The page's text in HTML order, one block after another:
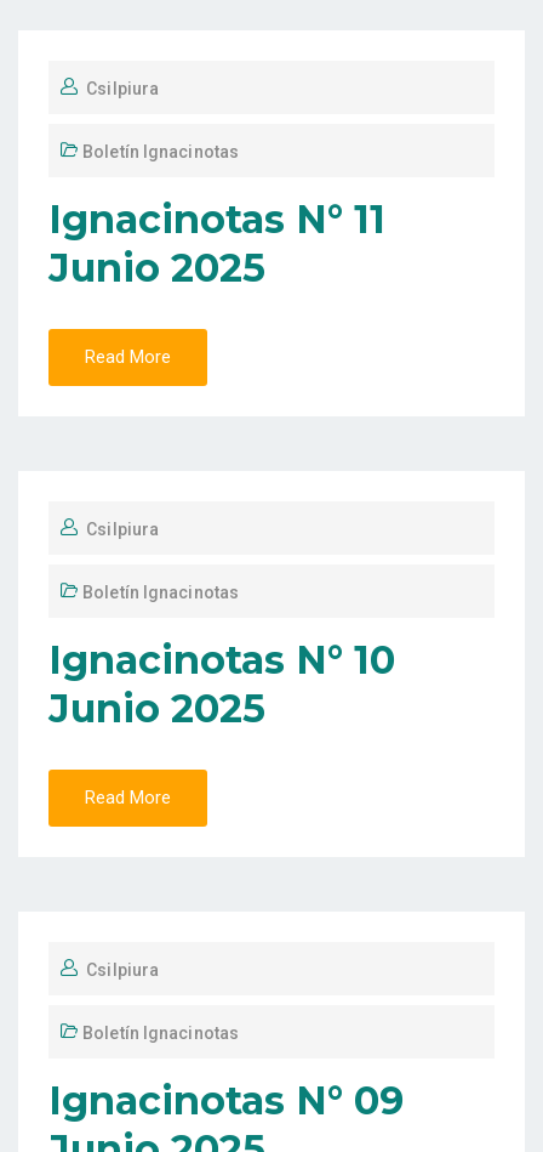
Csilpiura
Boletín Ignacinotas
Ignacinotas N° 11
Junio 2025
Read More
Csilpiura
Boletín Ignacinotas
Ignacinotas N° 10
Junio 2025
Read More
Csilpiura
Boletín Ignacinotas
Ignacinotas N° 09